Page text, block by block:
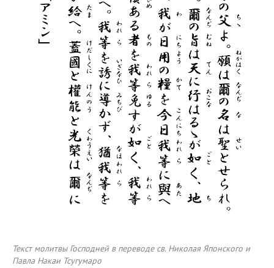
Текст молитвы Господней в переводе св. Николая Японского и
Павла Накаи Тсугумаро